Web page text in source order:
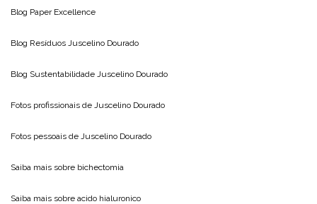
Blog Paper Excellence
Blog Resíduos Juscelino Dourado
Blog Sustentabilidade Juscelino Dourado
Fotos profissionais de Juscelino Dourado
Fotos pessoais de Juscelino Dourado
Saiba mais sobre bichectomia
Saiba mais sobre acido hialuronico